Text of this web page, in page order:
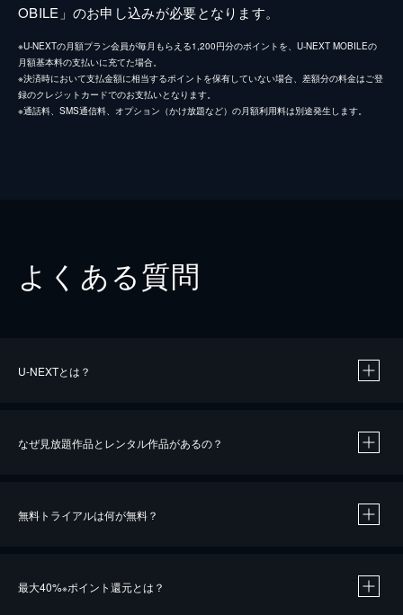
OBILE」のお申し込みが必要となります。
※U-NEXTの月額プラン会員が毎月もらえる1,200円分のポイントを、U-NEXT MOBILEの
月額基本料の支払いに充てた場合。
※決済時において支払金額に相当するポイントを保有していない場合、差額分の料金はご登
録のクレジットカードでのお支払いとなります。
※通話料、SMS通信料、オプション（かけ放題など）の月額利用料は別途発生します。
よくある質問
U-NEXTとは？
なぜ見放題作品とレンタル作品があるの？
無料トライアルは何が無料？
最大40%※ポイント還元とは？